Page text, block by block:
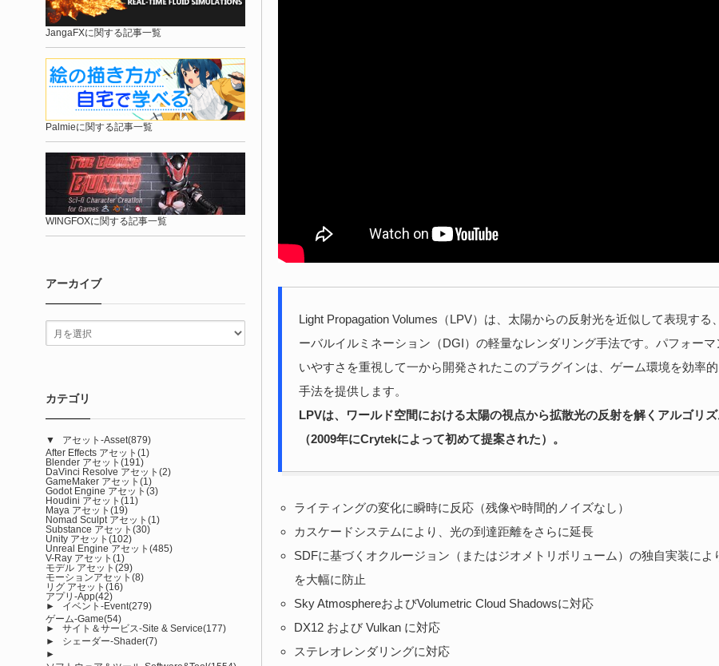
Light Propagation Volumes（LPV）は、太陽からの反射光を近似して表現する
ーバルイルミネーション（DGI）の軽量なレンダリング手法です。パフォーマ
いやすさを重視して一から開発されたこのプラグインは、ゲーム環境を効率
手法を提供します。
LPVは、ワールド空間における太陽の視点から拡散光の反射を解くアルゴリ
（2009年にCrytekによって初めて提案された）。
ライティングの変化に瞬時に反応（残像や時間的ノイズなし）
カスケードシステムにより、光の到達距離をさらに延長
SDFに基づくオクルージョン（またはジオメトリボリューム）の独自実装によ
を大幅に防止
Sky AtmosphereおよびVolumetric Cloud Shadowsに対応
DX12 および Vulkan に対応
ステレオレンダリングに対応
JangaFXに関する記事一覧
Palmieに関する記事一覧
WINGFOXに関する記事一覧
アーカイブ
カテゴリ
▼ アセット-Asset(879)
After Effects アセット (1)
Blender アセット (191)
DaVinci Resolve アセット (2)
GameMaker アセット (1)
Godot Engine アセット (3)
Houdini アセット (11)
Maya アセット (19)
Nomad Sculpt アセット (1)
Substance アセット (30)
Unity アセット (102)
Unreal Engine アセット (485)
V-Ray アセット (1)
モデル アセット (29)
モーションアセット (8)
リグ アセット (16)
アプリ-App(42)
►
イベント-Event(279)
ゲーム-Game(54)
►
サイト＆サービス-Site & Service(177)
►
シェーダー-Shader(7)
►